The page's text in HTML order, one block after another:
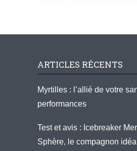
ARTICLES RÉCENTS
Myrtilles : l’allié de votre
performances
Test et avis : Icebreaker
Sphère, le compagnon